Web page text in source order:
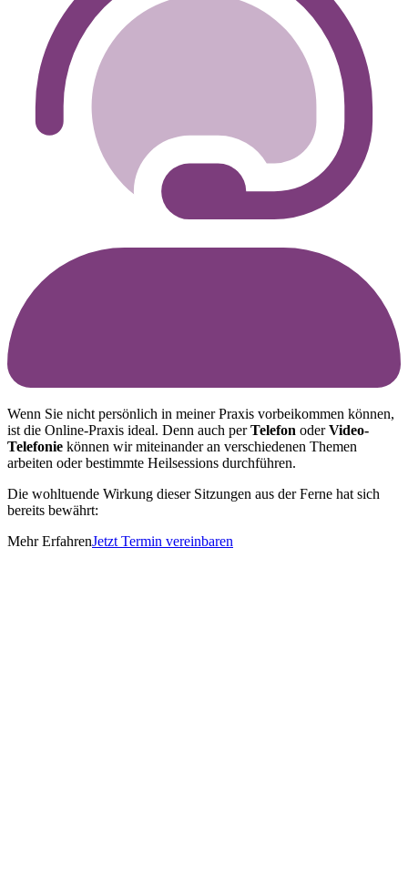
Wenn Sie nicht persönlich in meiner Praxis vorbeikommen können,
ist die Online-Praxis ideal. Denn auch perTelefon oderVideo-
Telefonie können wir miteinander an verschiedenen Themen
arbeiten oder bestimmte Heilsessions durchführen.
Die wohltuende Wirkung dieser Sitzungen aus der Ferne hat sich
bereits bewährt:
Mehr ErfahrenJetzt Termin vereinbaren